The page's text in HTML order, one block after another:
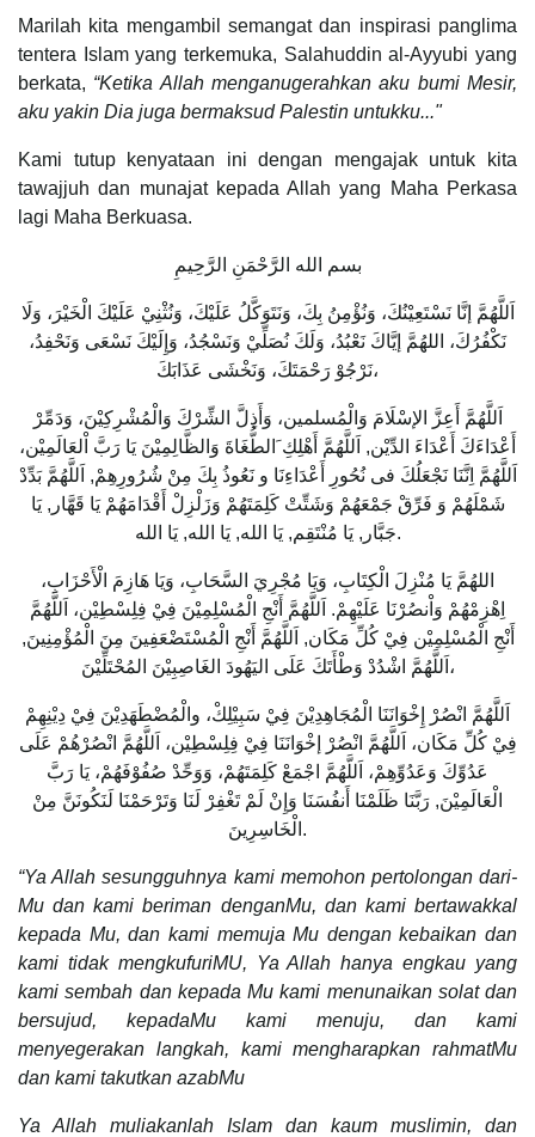
Marilah kita mengambil semangat dan inspirasi panglima
tentera Islam yang terkemuka, Salahuddin al-Ayyubi yang
berkata, “Ketika Allah menganugerahkan aku bumi Mesir,
aku yakin Dia juga bermaksud Palestin untukku..."
Kami tutup kenyataan ini dengan mengajak untuk kita
tawajjuh dan munajat kepada Allah yang Maha Perkasa
lagi Maha Berkuasa.
بسم الله الرَّحْمَنِ الرَّحِيمِ
اَللَّهُمَّ إنَّا نَسْتَعِيْنُكَ، وَنُؤْمِنُ بِكَ، وَنَتَوَكَّلُ عَلَيْكَ، وَنُثْنِيْ عَلَيْكَ الْخَيْرَ، وَلَا
نَكْفُرُكَ، اللهُمَّ إيَّاكَ نَعْبُدُ، وَلَكَ نُصَلِّيْ وَنَسْجُدُ، وَإِلَيْكَ نَسْعَى وَنَحْفِدُ،
نَرْجُوْ رَحْمَتَكَ، وَنَخْشَى عَذَابَكَ،
اَللَّهُمَّ أَعِزَّ الإسْلَامَ وَالْمُسلمين، وَأَذِلَّ الشِّرْكَ وَالْمُشْرِكِيْنَ، وَدَمِّرْ
أَعْدَاءَكَ أَعْدَاءَ الدِّيْن, اَللَّهُمَّ أَهْلِكِ َالطُّغَاةَ وَالظَّالِمِيْنَ يَا رَبَّ اْلعَالَمِيْن،
اَللَّهُمَّ اِنَّنَا نَجْعَلُكَ فى نُحُورِ أَعْدَاءِنَا و نَعُوذُ بِكَ مِنْ شُرُورِهِمْ, اَللَّهُمَّ بَدِّدْ
شَمْلَهُمْ وَ فَرِّقْ جَمْعَهُمْ وَشَتِّتْ كَلِمَتَهُمْ وَزَلْزِلْ أَقْدَامَهُمْ يَا قَهَّار, يَا
جَبَّار, يَا مُنْتَقِم, يَا الله, يَا الله, يَا الله.
اللهُمَّ يَا مُنْزِلَ الْكِتَابِ، وَيَا مُجْرِيَ السَّحَابِ، وَيَا هَازِمَ الْأَحْزَابِ،
اِهْزِمْهُمْ وَاْنصُرْنَا عَلَيْهِمْ. اَللَّهُمَّ أَنْجِ الْمُسْلِمِيْنَ فِيْ فِلِسْطِيْن، اَللَّهُمَّ
أَنْجِ الْمُسْلِمِيْن فِيْ كُلِّ مَكَان, اَللَّهُمَّ أَنْجِ الْمُسْتَضْعَفِينَ مِنَ الْمُؤْمِنِينَ,
اَللَّهُمَّ اشْدُدْ وَطْأَتَكَ عَلَى اليَهُودَ الغَاصِبِيْنَ المُحْتَلِّيْنَ،
اَللَّهُمَّ انْصُرْ إِخْوَانَنَا الْمُجَاهِدِيْنَ فِيْ سَبِيْلِكْ، والْمُضْطَهَدِيْنَ فِيْ دِيْنِهِمْ
فِيْ كُلِّ مَكَان، اَللَّهُمَّ انْصُرْ إخْوَانَنَا فِيْ فِلِسْطِيْن، اَللَّهُمَّ انْصُرْهُمْ عَلَى
عَدُوِّكَ وَعَدُوِّهِمْ، اَللَّهُمَّ اجْمَعْ كَلِمَتَهُمْ، وَوَحِّدْ صُفُوْفَهُمْ، يَا رَبَّ
الْعَالَمِيْنَ, رَبَّنَا ظَلَمْنَا أَنفُسَنَا وَإِنْ لَمْ تَغْفِرْ لَنَا وَتَرْحَمْنَا لَنَكُونَنَّ مِنْ
الْخَاسِرِينَ.
“Ya Allah sesungguhnya kami memohon pertolongan dari-
Mu dan kami beriman denganMu, dan kami bertawakkal
kepada Mu, dan kami memuja Mu dengan kebaikan dan
kami tidak mengkufuriMU, Ya Allah hanya engkau yang
kami sembah dan kepada Mu kami menunaikan solat dan
bersujud, kepadaMu kami menuju, dan kami
menyegerakan langkah, kami mengharapkan rahmatMu
dan kami takutkan azabMu
Ya Allah muliakanlah Islam dan kaum muslimin, dan